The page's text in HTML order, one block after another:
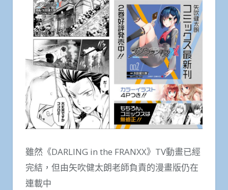
雖然《DARLING in the FRANXX》TV動畫已經
完結，但由矢吹健太朗老師負責的漫畫版仍在
連載中